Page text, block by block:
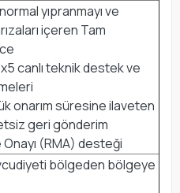
normal yıpranmayı ve
içeren Tam
canlı teknik destek ve
onarım süresine ilaveten
geri gönderim
(RMA) desteği
bölgeden bölgeye